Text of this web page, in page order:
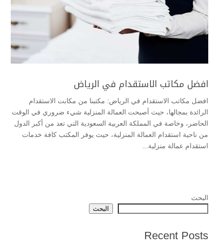
افضل مكاتب الاستقدام في الرياض
افضل مكاتب الاستقدام في الرياض: مكتبنا من مكابت الاستقدام
الرائدة بمجالها، حيث أصبحت العمالة المنزلية شيء ضروري في الوقت
الحاضر، وخاصة في المملكة العربية السعودية التي تعد من أكبر الدول
من ناحية استقدام العمالة المنزلية، حيث يوفر المكتب كافة خدمات
استقدام عمالة منزلية...
البحث
البحث
Recent Posts